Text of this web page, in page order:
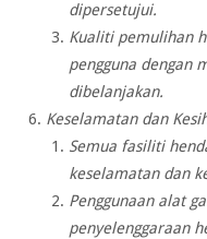
dipersetujui.
Kualiti pemulihan
pengguna dengan
dibelanjakan.
Keselamatan dan
Semua fasiliti
keselamatan dan
Penggunaan alat
penyelenggaraan